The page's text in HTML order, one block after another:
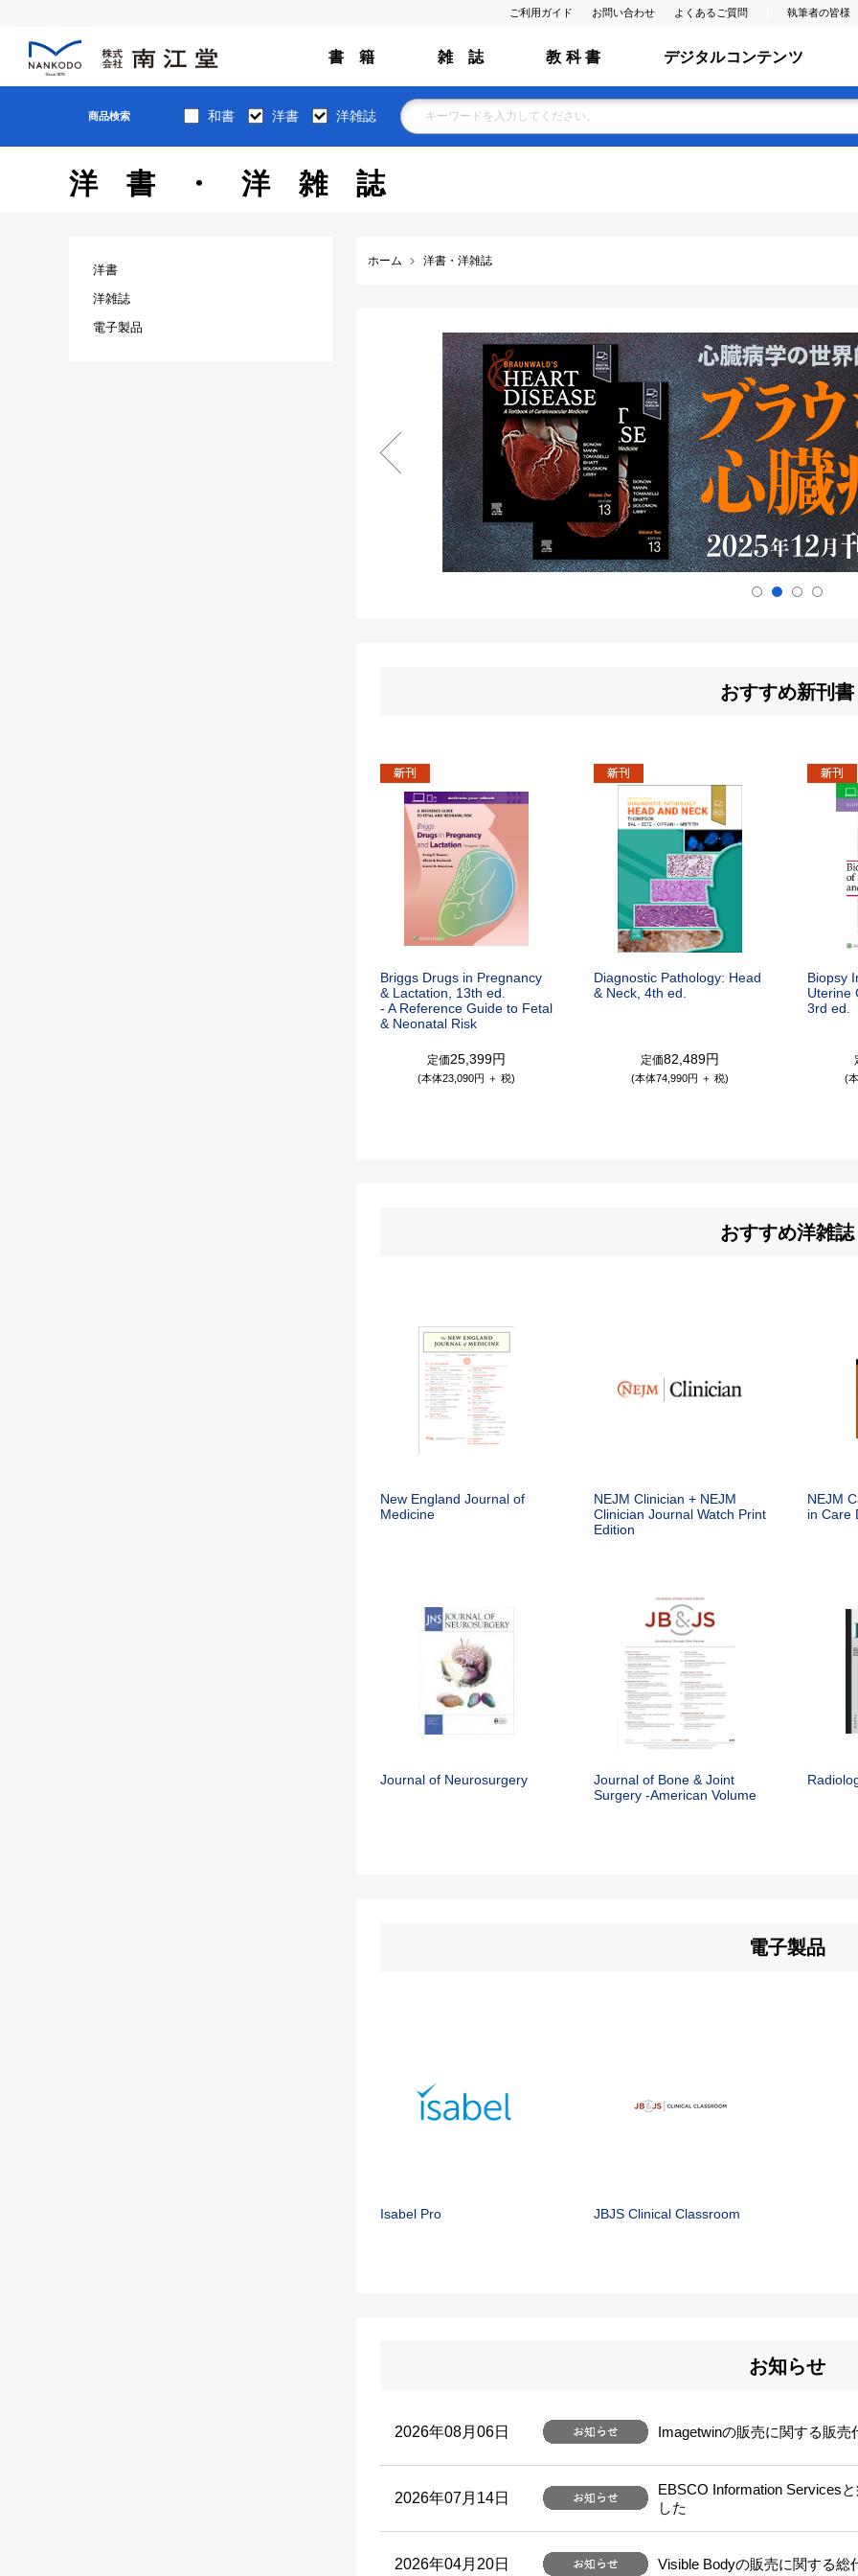
ご利用ガイド お問い合わせ よくあるご質問 執筆者の皆様
書 籍 雑 誌 教 科 書 デジタルコンテンツ
商品検索 和書 洋書 洋雑誌
洋書・洋雑誌
ホーム 洋書・洋雑誌
おすすめ新刊書
Briggs Drugs in Pregnancy
& Lactation, 13th ed.
- A Reference Guide to Fetal
& Neonatal Risk
定価25,399円
(本体23,090円 ＋ 税)
Diagnostic Pathology: Head
& Neck, 4th ed.
定価82,489円
(本体74,990円 ＋ 税)
Biopsy
Uterine
3rd ed.
(
おすすめ洋雑誌
New England Journal of
Medicine
NEJM Clinician + NEJM
Clinician Journal Watch Print
Edition
NEJM
in Care
Journal of Neurosurgery
Journal of Bone & Joint
Surgery -American Volume
電子製品
Isabel Pro JBJS Clinical Classroom
お知らせ
2026年08月06日 Imagetwinの販売に関する販
2026年07月14日
EBSCO Information Services
した
2026年04月20日 Visible Bodyの販売に関する総
洋書
洋雑誌
電子製品